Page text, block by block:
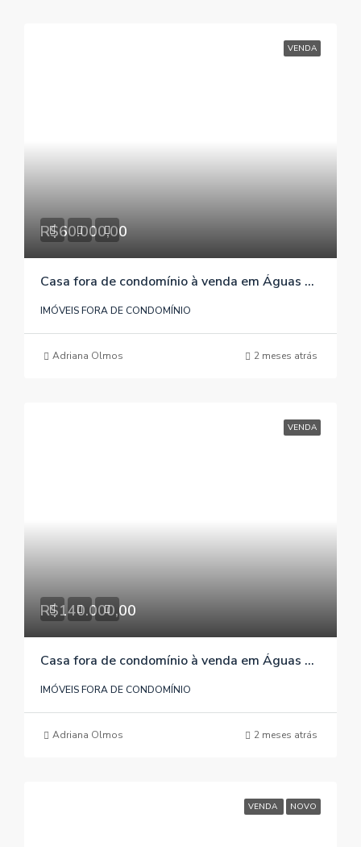
VENDA
R$60.000,00
Casa fora de condomínio à venda em Águas Claras/Viamão/RS , referência 042
IMÓVEIS FORA DE CONDOMÍNIO
Adriana Olmos 2 meses atrás
VENDA
R$140.000,00
Casa fora de condomínio à venda em Águas Claras/Viamão/RS , referência 078
IMÓVEIS FORA DE CONDOMÍNIO
Adriana Olmos 2 meses atrás
VENDA NOVO